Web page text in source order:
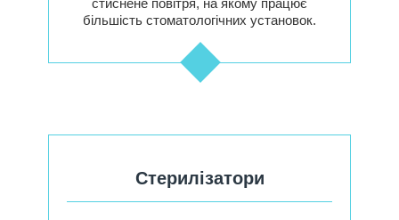
стиснене повітря, на якому працює
більшість стоматологічних установок.
Стерилізатори